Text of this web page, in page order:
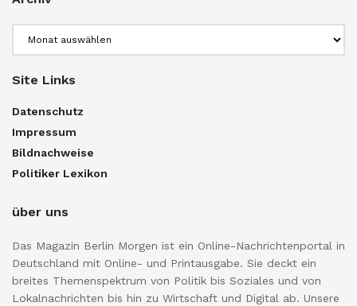
Site Links
Datenschutz
Impressum
Bildnachweise
Politiker Lexikon
über uns
Das Magazin Berlin Morgen ist ein Online-Nachrichtenportal in
Deutschland mit Online- und Printausgabe. Sie deckt ein
breites Themenspektrum von Politik bis Soziales und von
Lokalnachrichten bis hin zu Wirtschaft und Digital ab. Unsere